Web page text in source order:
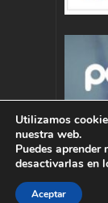
Autor
Utilizamos
nuestra web.
Puedes
desactivarlas en
Aceptar